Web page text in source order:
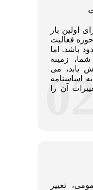
اولین بار
فعالیت
باشد. اما
زمینه
یابد، می
اساسنامه
آن را
تغییر